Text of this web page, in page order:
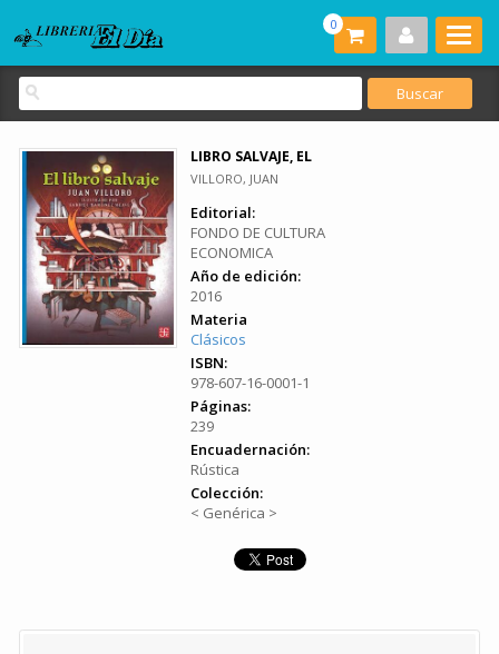
0
LIBRO SALVAJE, EL
VILLORO, JUAN
Editorial:
FONDO DE CULTURA
ECONOMICA
Año de edición:
2016
Materia
Clásicos
ISBN:
978-607-16-0001-1
Páginas:
239
Encuadernación:
Rústica
Colección:
< Genérica >